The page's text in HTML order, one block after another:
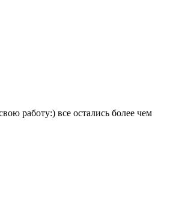
работу:) все остались более чем